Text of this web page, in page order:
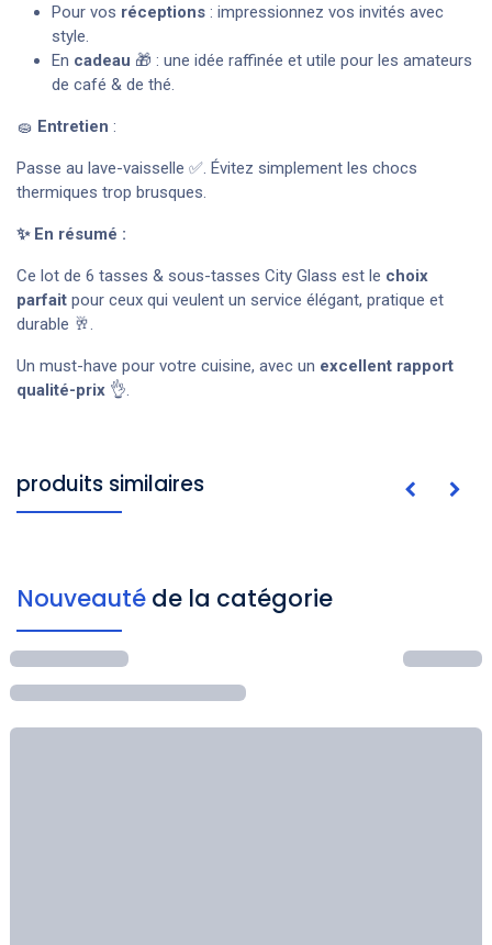
Pour vos réceptions : impressionnez vos invités avec
style.
En cadeau 🎁 : une idée raffinée et utile pour les amateurs
de café & de thé.
🧽 Entretien :
Passe au lave-vaisselle ✅. Évitez simplement les chocs
thermiques trop brusques.
✨ En résumé :
Ce lot de 6 tasses & sous-tasses City Glass est le choix
parfait pour ceux qui veulent un service élégant, pratique et
durable 🥂.
Un must-have pour votre cuisine, avec un excellent rapport
qualité-prix 👌.
produits similaires
Nouveauté de la catégorie